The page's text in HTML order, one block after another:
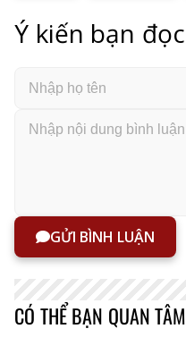
Ý kiến bạn đọc
GỬI BÌNH LUẬN
CÓ THỂ BẠN QUAN TÂM